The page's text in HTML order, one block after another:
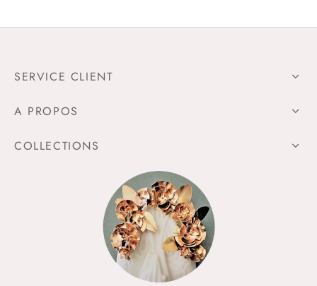
SERVICE CLIENT
A PROPOS
COLLECTIONS